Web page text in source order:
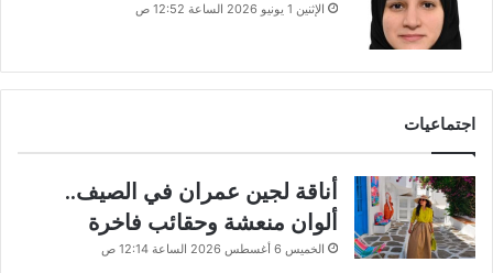
الإثنين 1 يونيو 2026 الساعة 12:52 ص
اجتماعيات
أناقة لجين عمران في الصيف..
ألوان منعشة وحقائب فاخرة
الخميس 6 أغسطس 2026 الساعة 12:14 ص